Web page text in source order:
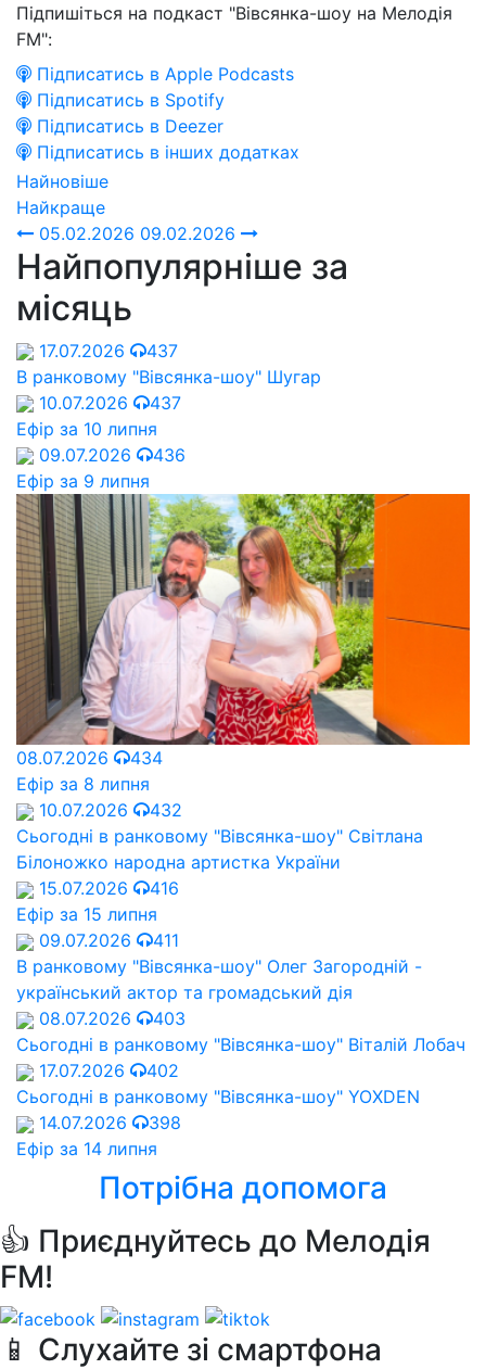
Підпишіться на подкаст "Вівсянка-шоу на Мелодія
FM":
Підписатись в Apple Podcasts
Підписатись в Spotify
Підписатись в Deezer
Підписатись в інших додатках
Найновіше
Найкраще
05.02.2026 09.02.2026
Найпопулярніше за
місяць
17.07.2026
437
В ранковому "Вівсянка-шоу" Шугар
10.07.2026
437
Ефір за 10 липня
09.07.2026
436
Ефір за 9 липня
08.07.2026
434
Ефір за 8 липня
10.07.2026
432
Сьогодні в ранковому "Вівсянка-шоу" Cвітлана
Білоножко народна артистка України
15.07.2026
416
Ефір за 15 липня
09.07.2026
411
В ранковому "Вівсянка-шоу" Олег Загородній -
український актор та громадський дія
08.07.2026
403
Сьогодні в ранковому "Вівсянка-шоу" Віталій Лобач
17.07.2026
402
Сьогодні в ранковому "Вівсянка-шоу" YOXDEN
14.07.2026
398
Ефір за 14 липня
Потрібна допомога
👍 Приєднуйтесь до Мелодія
FM!
📱 Слухайте зі смартфона